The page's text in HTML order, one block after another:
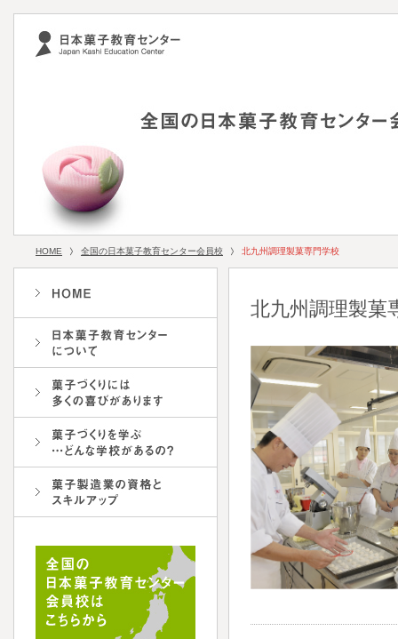
HOME 全国の日本菓子教育センター会員校 北九州調理製菓専門学校
北九州調理製菓